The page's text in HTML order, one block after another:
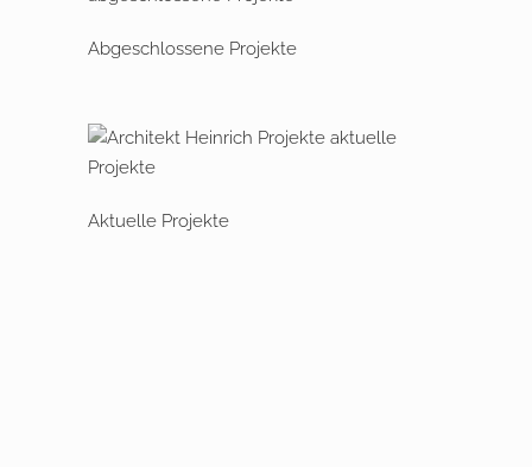
Abgeschlossene Projekte
Aktuelle Projekte